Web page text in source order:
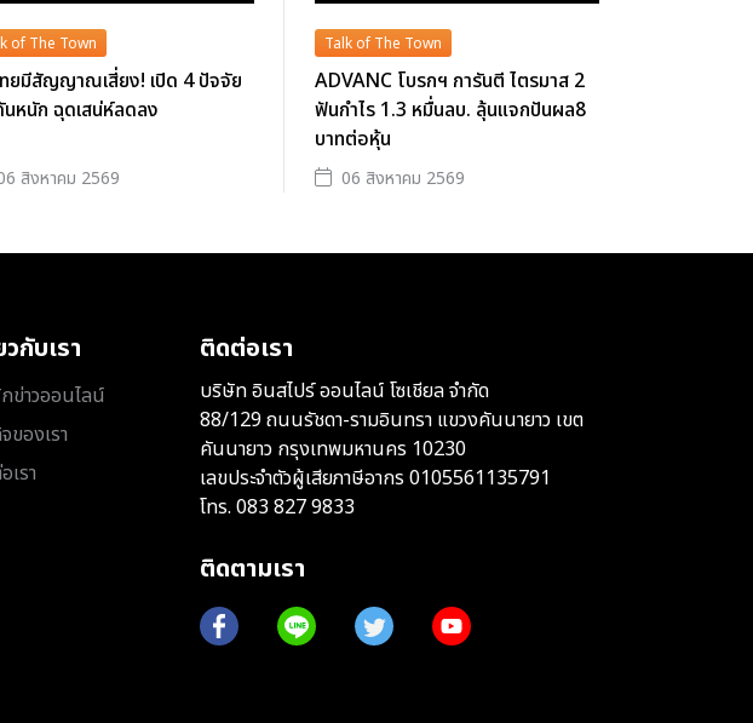
of The Town
ยมีสัญญาณเสี่ยง! เปิด 4 ปัจจัย
หนัก ฉุดเสน่ห์ลดลง
สิงหาคม 2569
Talk of The Town
ADVANC โบรกฯ การันตี ไตรมาส 2
ฟันกำไร 1.3 หมื่นลบ. ลุ้นแจกปันผล8
บาทต่อหุ้น
06 สิงหาคม 2569
วกับเรา
ข่าวออนไลน์
ของเรา
เรา
ติดต่อเรา
บริษัท อินสไปร์ ออนไลน์ โซเชียล จำกัด
88/129 ถนนรัชดา-รามอินทรา แขวงคันนายาว เขต
คันนายาว กรุงเทพมหานคร 10230
เลขประจำตัวผู้เสียภาษีอากร 0105561135791
โทร. 083 827 9833
ติดตามเรา